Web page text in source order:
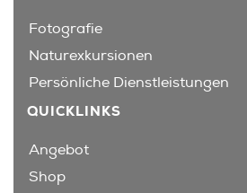
Fotografie
Naturexkursionen
Persönliche Dienstleistungen
QUICKLINKS
Angebot
Shop